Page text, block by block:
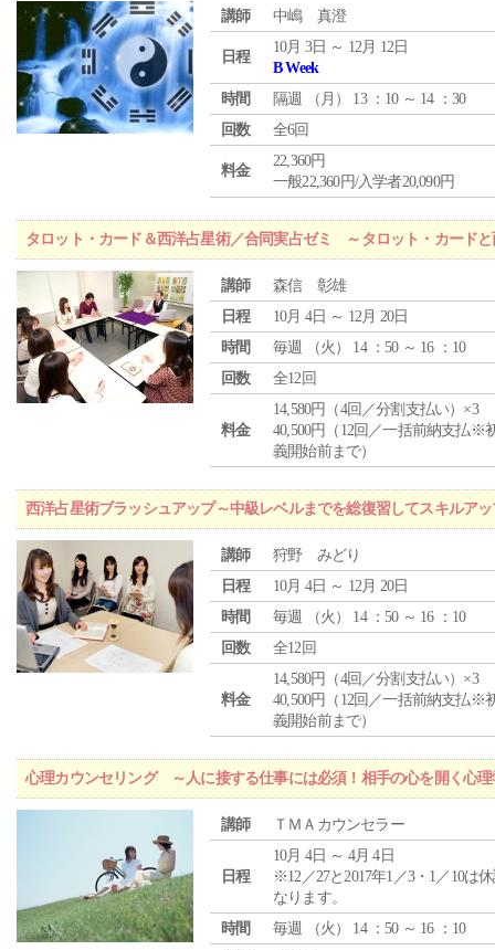
講師 中嶋 真澄
日程
10月 3日 ～ 12月 12日
B Week
時間
隔週 （ 月 ） 13 ：10 ～ 14 ：30
回数
全6回
料金
22,360円
一般22,360円/入学者20,090円
タロット・カード＆西洋占星術／合同実占ゼミ ～タロット・カード
講師
森信 彰雄
日程
10月 4日 ～ 12月 20日
時間
毎週 （火 ） 14 ：50 ～ 16 ：10
回数
全12回
料金
14,580円（4回／分割支払い）×3
40,500円（12回／一括前納支払※
義開始前まで）
西洋占星術ブラッシュアップ～中級レベルまでを総復習してスキルア
講師
狩野 みどり
日程
10月 4日 ～ 12月 20日
時間
毎週 （火 ） 14 ：50 ～ 16 ：10
回数
全12回
料金
14,580円（4回／分割支払い）×3
40,500円（12回／一括前納支払※
義開始前まで）
心理カウンセリング ～人に接する仕事には必須！相手の心を開く心理
講師 ＴＭＡカウンセラー
日程
10月 4日 ～ 4月 4日
※12／27と2017年1／3・1／10は
なります。
時間
毎週 （火 ） 14 ：50 ～ 16 ：10